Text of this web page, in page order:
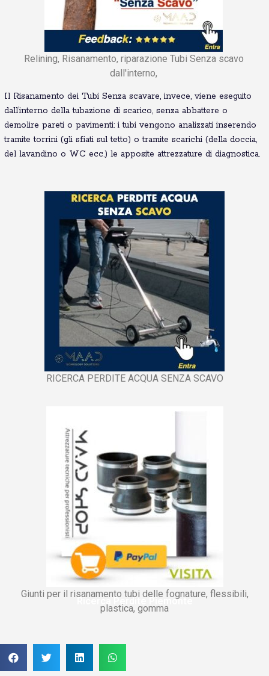
Relining, Risanamento, riparazione Tubi Senza scavo
dall'interno,
Il Risanamento dei Tubi Senza scavare, invece, viene eseguito
dall’interno della tubazione di scarico, senza abbattere o
demolire pareti o pavimenti: i tubi vengono analizzati inserendo
tramite torrini (gli sfiati sul tetto) o tramite scarichi (della doccia,
del lavandino o WC ecc.) le apposite attrezzature di diagnostica.
RICERCA PERDITE ACQUA SENZA SCAVO
Giunti per il risanamento tubi delle fognature, flessibili,
plastica, gomma
Ricerca Perdite Piemonte